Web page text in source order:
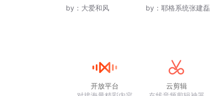
by： 大爱和风
by： 耶格系统张建磊
开放平台
云剪辑